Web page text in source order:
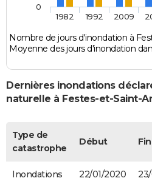
Nombre de jours d'inondation à
Moyenne des jours d'inondation
1982 1992 2009
0
Dernières inondations
naturelle à Festes-et-Saint-
Type de
catastrophe
Début Fin
Inondations
22/01/2020